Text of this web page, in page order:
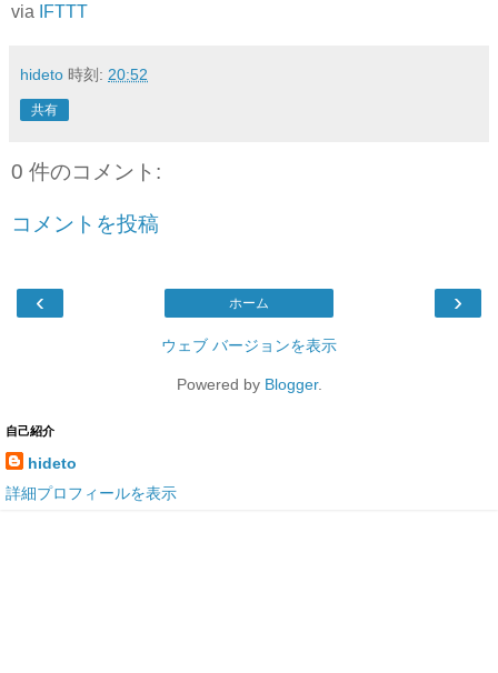
via
IFTTT
hideto 時刻: 20:52
共有
0 件のコメント:
コメントを投稿
‹ ›
ホーム
ウェブ バージョンを表示
Powered by Blogger.
自己紹介
hideto
詳細プロフィールを表示